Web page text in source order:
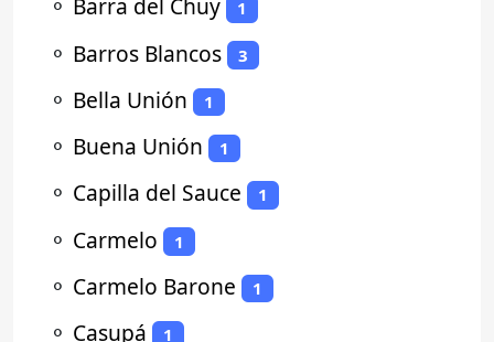
⚬ Barra del Chuy 1
⚬ Barros Blancos 3
⚬ Bella Unión 1
⚬ Buena Unión 1
⚬ Capilla del Sauce 1
⚬ Carmelo 1
⚬ Carmelo Barone 1
⚬ Casupá 1